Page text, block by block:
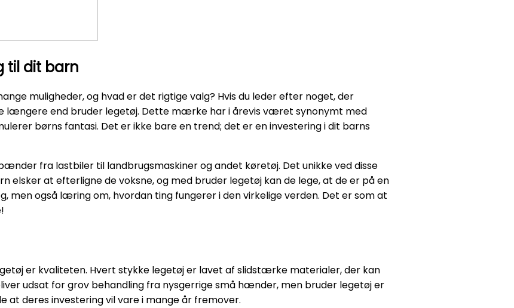
til dit barn
muligheder, og hvad er det rigtige valg? Hvis du leder efter noget, der
længere end bruder legetøj. Dette mærke har i årevis været synonymt med
børns fantasi. Det er ikke bare en trend; det er en investering i dit barns
fra lastbiler til landbrugsmaskiner og andet køretøj. Det unikke ved disse
elsker at efterligne de voksne, og med bruder legetøj kan de lege, at de er på en
men også læring om, hvordan ting fungerer i den virkelige verden. Det er som at
er kvaliteten. Hvert stykke legetøj er lavet af slidstærke materialer, der kan
udsat for grov behandling fra nysgerrige små hænder, men bruder legetøj er
deres investering vil vare i mange år fremover.